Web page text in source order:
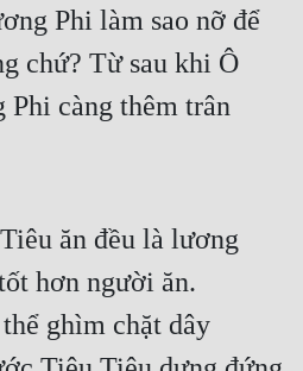
Phi làm sao nỡ để
chứ? Từ sau khi Ô
Phi càng thêm trân
ăn đều là lương
hơn người ăn.
ghìm chặt dây